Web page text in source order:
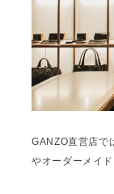
GANZO直営店で
やオーダーメイド